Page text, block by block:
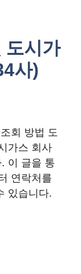
도시가
사)
회 방법 도
가스 회사
이 글을 통
연락처를
있습니다.